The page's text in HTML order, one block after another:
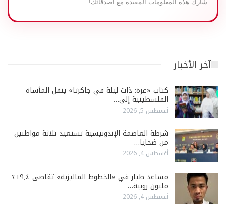
شارك هذه المعلومات المفيدة مع أصدقائك!
آخر الأخبار
كتاب «غزة: ذات ليلة في جاكرتا» ينقل المأساة
الفلسطينية إلى…
أغسطس 5, 2026
شرطة العاصمة الإندونيسية تستعيد ثلاثة مواطنين
من ضحايا…
أغسطس 4, 2026
مساعد طيار في «الخطوط الماليزية» تقاضى ٢١٩٫٤
مليون روبية…
أغسطس 4, 2026